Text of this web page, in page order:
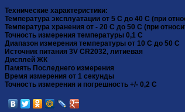
Технические характеристики:
Температура эксплуатации от 5 C до 40 C (при
Температура хранения от - 20 C до 50 C (при
Точность измерения температуры 0,1 C
Диапазон измерения температуры от 10 C до 50 C
Источник питания 3V CR2032, литиевая
Дисплей ЖК
Память Последнего измерения
Время измерения от 1 секунды
Точность измерения и погрешность +/- 0,2 C